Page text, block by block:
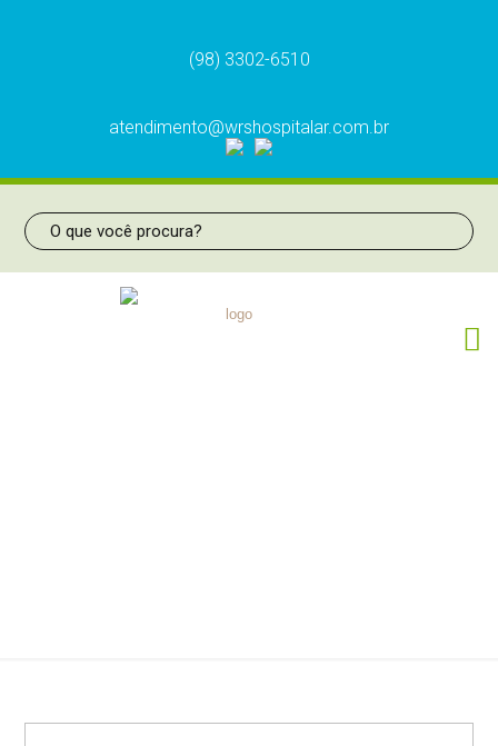
(98) 3302-6510
atendimento@wrshospitalar.com.br